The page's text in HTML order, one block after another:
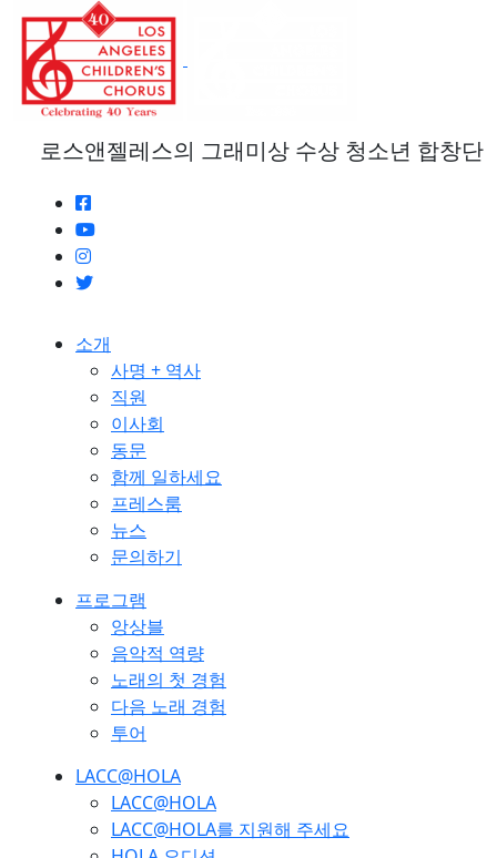
로스앤젤레스의 그래미상 수상 청소년 합창단
소개
사명 + 역사
직원
이사회
동문
함께 일하세요
프레스룸
뉴스
문의하기
프로그램
앙상블
음악적 역량
노래의 첫 경험
다음 노래 경험
투어
LACC@HOLA
LACC@HOLA
LACC@HOLA를 지원해 주세요